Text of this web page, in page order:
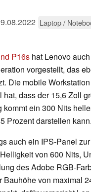
Laptop /
P16s hat Lenovo
vorgestellt, das
Die mobile
dass der 15,6 Zoll
ein 300 Nits
Prozent darstellen kann.
auch ein IPS-Panel
von 600 Nits,
des Adobe RGB-
von maximal